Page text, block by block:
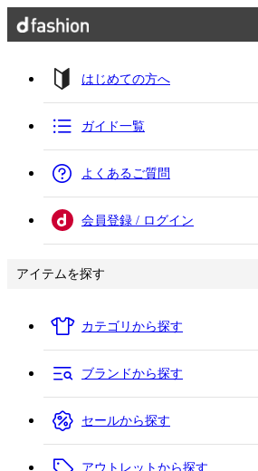
はじめての方へ
ガイド一覧
よくあるご質問
会員登録 / ログイン
アイテムを探す
カテゴリから探す
ブランドから探す
セールから探す
アウトレットから探す